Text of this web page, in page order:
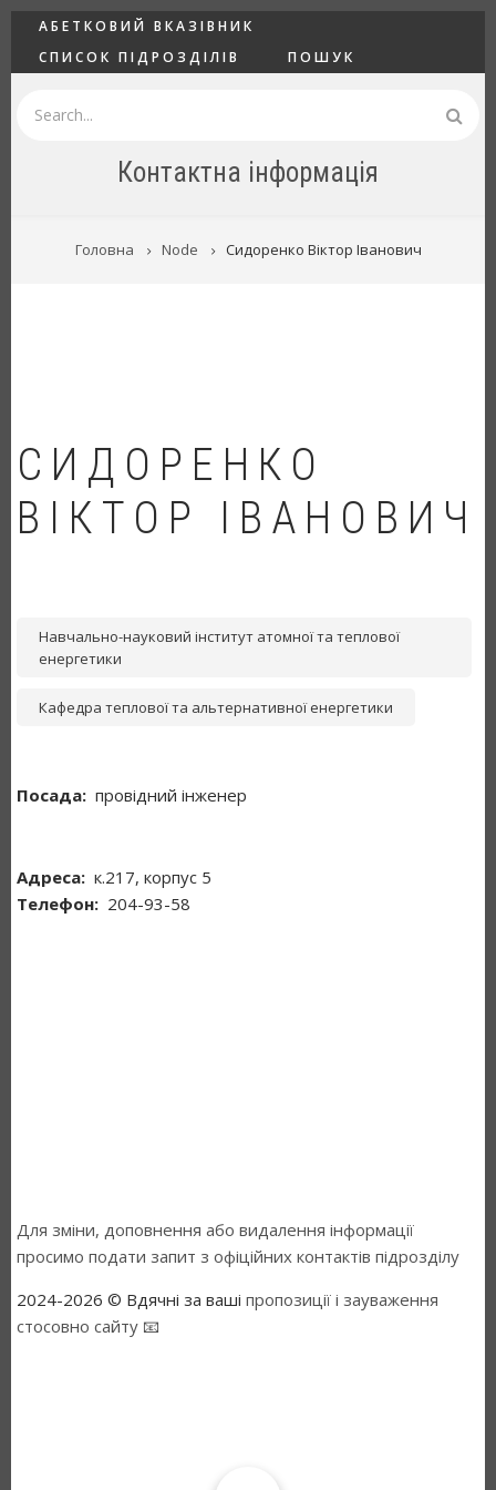
Перейти
основного
ГОЛОВНЕ
АБЕТКОВИЙ ВКАЗІВНИК
СПИСОК ПІДРОЗДІЛІВ
ПОШУК
Контактна інформація
РЯДОК
Головна Node Сидоренко Віктор Іванович
СИДОРЕНКО
ВІКТОР ІВАНОВИЧ
Навчально-науковий інститут атомної та теплової
енергетики
Кафедра теплової та альтернативної енергетики
Посада провідний інженер
Адреса к.217, корпус 5
Телефон
204-93-58
Для зміни, доповнення або видалення інформації
просимо подати запит з офіційних контактів підрозділу
2024-2026 © Вдячні за ваші пропозиції і зауваження
стосовно сайту 📧